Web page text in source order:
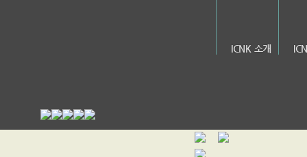
ICNK 소개